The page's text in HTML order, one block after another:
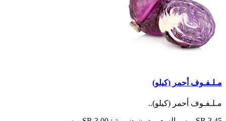
مـلـفـوف أحمر (كيلو)
مـلـفـوف أحمر (كيلو)..